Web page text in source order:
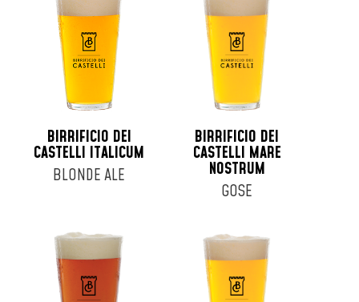
BIRRIFICIO DEI
CASTELLI ITALICUM
BLONDE ALE
BIRRIFICIO DEI
CASTELLI MARE
NOSTRUM
GOSE